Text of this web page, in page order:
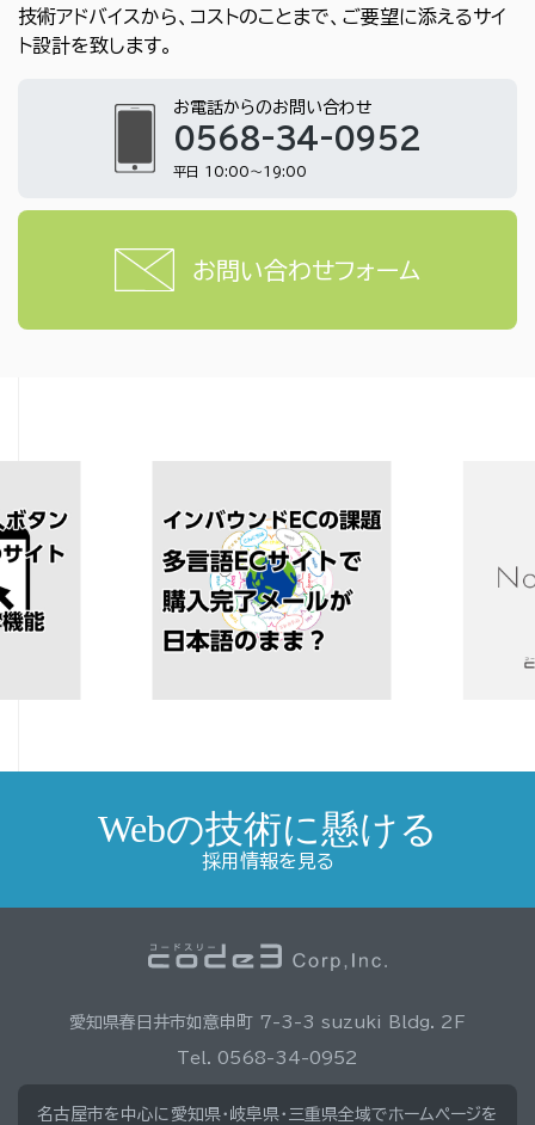
技術アドバイスから、コストのことまで、ご要望に添えるサイ
ト設計を致します。
お電話からのお問い合わせ
0568-34-0952
平日 10:00～19:00
お問い合わせフォーム
Webの技術に懸ける
採用情報を見る
愛知県春日井市如意申町 7-3-3 suzuki Bldg. 2F
Tel. 0568-34-0952
名古屋市を中心に愛知県・岐阜県・三重県全域でホームページを